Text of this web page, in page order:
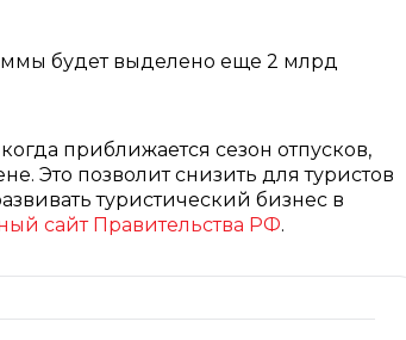
будет выделено еще 2 млрд
приближается сезон отпусков,
Это позволит снизить для туристов
туристический бизнес в
сайт Правительства РФ.